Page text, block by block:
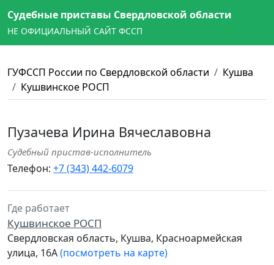
Судебные приставы Свердловской области
НЕ ОФИЦИАЛЬНЫЙ САЙТ ФССП
ГУФССП России по Свердловской области
Кушва
Кушвинское РОСП
Пузачева Ирина Вячеславовна
Судебный пристав-исполнитель
Телефон: +7 (343) 442-6079
Где работает
Кушвинское РОСП
Свердловская область, Кушва, Красноармейская
улица, 16А(посмотреть на карте)